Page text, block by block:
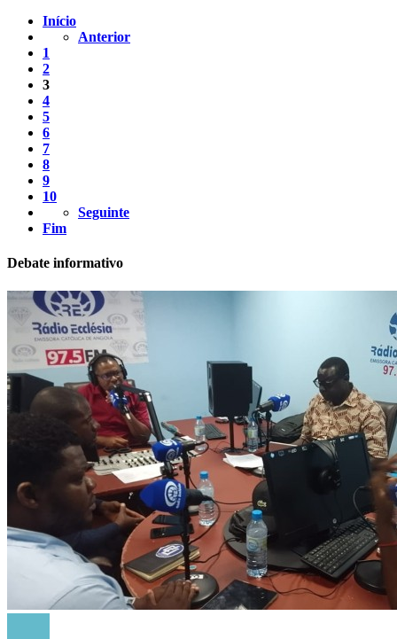
Início
Anterior
1
2
3
4
5
6
7
8
9
10
Seguinte
Fim
Debate informativo